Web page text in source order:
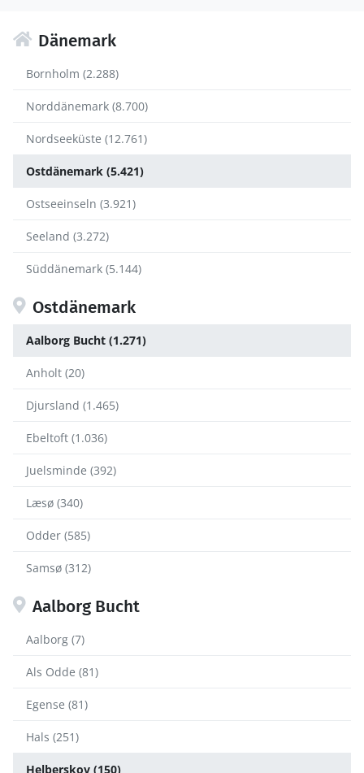
Dänemark
Bornholm (2.288)
Norddänemark (8.700)
Nordseeküste (12.761)
Ostdänemark (5.421)
Ostseeinseln (3.921)
Seeland (3.272)
Süddänemark (5.144)
Ostdänemark
Aalborg Bucht (1.271)
Anholt (20)
Djursland (1.465)
Ebeltoft (1.036)
Juelsminde (392)
Læsø (340)
Odder (585)
Samsø (312)
Aalborg Bucht
Aalborg (7)
Als Odde (81)
Egense (81)
Hals (251)
Helberskov (150)